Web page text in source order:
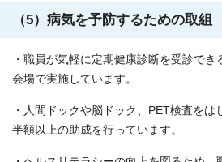
（5）病気を予防するための取組
・職員が気軽に定期健康診断を受診で
会場で実施しています。
・人間ドックや脳ドック、PET検査をは
半額以上の助成を行っています。